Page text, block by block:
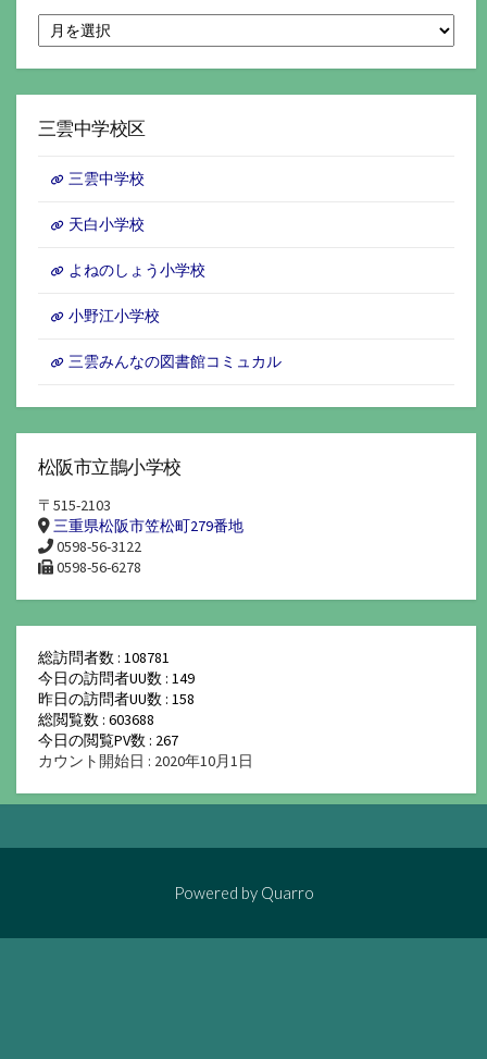
別
ア
イ
三雲中学校区
三雲中学校
天白小学校
よねのしょう小学校
小野江小学校
三雲みんなの図書館コミュカル
松阪市立鵲小学校
〒515-2103
三重県松阪市笠松町279番地
0598-56-3122
0598-56-6278
総訪問者数 : 108781
今日の訪問者UU数 : 149
昨日の訪問者UU数 : 158
総閲覧数 : 603688
今日の閲覧PV数 : 267
カウント開始日 : 2020年10月1日
Powered by Quarro